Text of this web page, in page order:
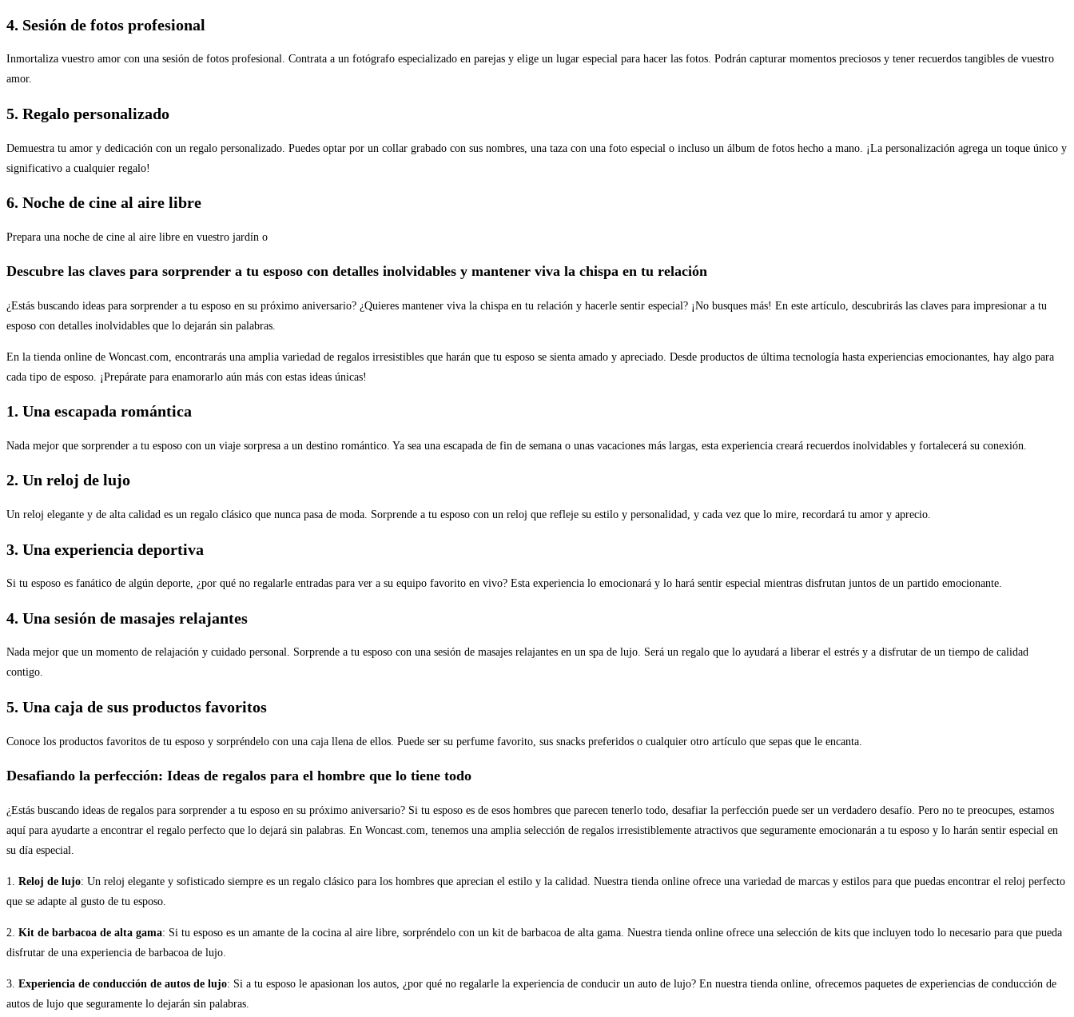
4. Sesión de fotos profesional
Inmortaliza vuestro amor con una sesión de fotos profesional. Contrata a un fotógrafo especializado en parejas y elige un lugar especial para hacer las fotos. Podrán capturar momentos preciosos y tener recuerdos tangibles de vuestro
amor.
5. Regalo personalizado
Demuestra tu amor y dedicación con un regalo personalizado. Puedes optar por un collar grabado con sus nombres, una taza con una foto especial o incluso un álbum de fotos hecho a mano. ¡La personalización agrega un toque único y
significativo a cualquier regalo!
6. Noche de cine al aire libre
Prepara una noche de cine al aire libre en vuestro jardín o
Descubre las claves para sorprender a tu esposo con detalles inolvidables y mantener viva la chispa en tu relación
¿Estás buscando ideas para sorprender a tu esposo en su próximo aniversario? ¿Quieres mantener viva la chispa en tu relación y hacerle sentir especial? ¡No busques más! En este artículo, descubrirás las claves para impresionar a tu
esposo con detalles inolvidables que lo dejarán sin palabras.
En la tienda online de Woncast.com, encontrarás una amplia variedad de regalos irresistibles que harán que tu esposo se sienta amado y apreciado. Desde productos de última tecnología hasta experiencias emocionantes, hay algo para
cada tipo de esposo. ¡Prepárate para enamorarlo aún más con estas ideas únicas!
1. Una escapada romántica
Nada mejor que sorprender a tu esposo con un viaje sorpresa a un destino romántico. Ya sea una escapada de fin de semana o unas vacaciones más largas, esta experiencia creará recuerdos inolvidables y fortalecerá su conexión.
2. Un reloj de lujo
Un reloj elegante y de alta calidad es un regalo clásico que nunca pasa de moda. Sorprende a tu esposo con un reloj que refleje su estilo y personalidad, y cada vez que lo mire, recordará tu amor y aprecio.
3. Una experiencia deportiva
Si tu esposo es fanático de algún deporte, ¿por qué no regalarle entradas para ver a su equipo favorito en vivo? Esta experiencia lo emocionará y lo hará sentir especial mientras disfrutan juntos de un partido emocionante.
4. Una sesión de masajes relajantes
Nada mejor que un momento de relajación y cuidado personal. Sorprende a tu esposo con una sesión de masajes relajantes en un spa de lujo. Será un regalo que lo ayudará a liberar el estrés y a disfrutar de un tiempo de calidad
contigo.
5. Una caja de sus productos favoritos
Conoce los productos favoritos de tu esposo y sorpréndelo con una caja llena de ellos. Puede ser su perfume favorito, sus snacks preferidos o cualquier otro artículo que sepas que le encanta.
Desafiando la perfección: Ideas de regalos para el hombre que lo tiene todo
¿Estás buscando ideas de regalos para sorprender a tu esposo en su próximo aniversario? Si tu esposo es de esos hombres que parecen tenerlo todo, desafiar la perfección puede ser un verdadero desafío. Pero no te preocupes, estamos
aquí para ayudarte a encontrar el regalo perfecto que lo dejará sin palabras. En Woncast.com, tenemos una amplia selección de regalos irresistiblemente atractivos que seguramente emocionarán a tu esposo y lo harán sentir especial en
su día especial.
1. Reloj de lujo: Un reloj elegante y sofisticado siempre es un regalo clásico para los hombres que aprecian el estilo y la calidad. Nuestra tienda online ofrece una variedad de marcas y estilos para que puedas encontrar el reloj perfecto
que se adapte al gusto de tu esposo.
2. Kit de barbacoa de alta gama: Si tu esposo es un amante de la cocina al aire libre, sorpréndelo con un kit de barbacoa de alta gama. Nuestra tienda online ofrece una selección de kits que incluyen todo lo necesario para que pueda
disfrutar de una experiencia de barbacoa de lujo.
3. Experiencia de conducción de autos de lujo: Si a tu esposo le apasionan los autos, ¿por qué no regalarle la experiencia de conducir un auto de lujo? En nuestra tienda online, ofrecemos paquetes de experiencias de conducción de
autos de lujo que seguramente lo dejarán sin palabras.